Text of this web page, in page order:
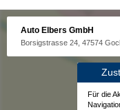
Auto Elbers GmbH
Borsigstrasse 24, 47574
Für die